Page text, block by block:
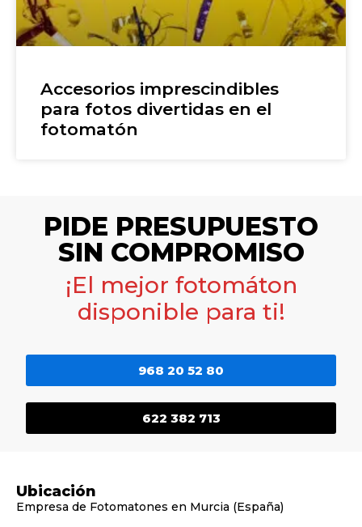
Accesorios imprescindibles
para fotos divertidas en el
fotomatón
PIDE PRESUPUESTO
SIN COMPROMISO
¡El mejor fotomáton
disponible para ti!
622 382 713
968 20 52 80
Ubicación
Empresa de Fotomatones en Murcia (España)